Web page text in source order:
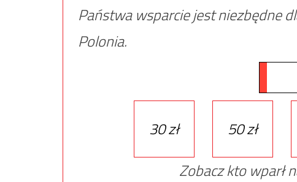
Państwa wsparcie jest niezbędne
Polonia.
30 zł 50 zł
Zobacz kto wparł